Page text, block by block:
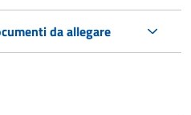
da allegare